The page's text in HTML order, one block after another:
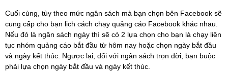
Cuối cùng, tùy theo mức ngân sách mà bạn chọn bên Facebook sẽ
cung cấp cho bạn lịch cách chạy quảng cáo Facebook khác nhau.
Nếu đó là ngân sách ngày thì sẽ có 2 lựa chọn cho bạn là chạy liên
tục nhóm quảng cáo bắt đầu từ hôm nay hoặc chọn ngày bắt đầu
và ngày kết thúc. Ngược lại, đối với ngân sách trọn đời, bạn buộc
phải lựa chọn ngày bắt đầu và ngày kết thúc.